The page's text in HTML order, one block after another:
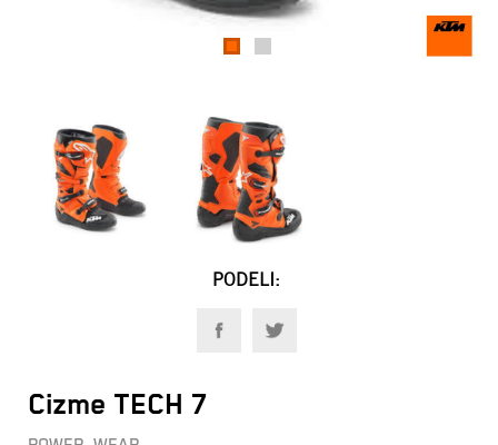
1
PODELI:
Cizme TECH 7